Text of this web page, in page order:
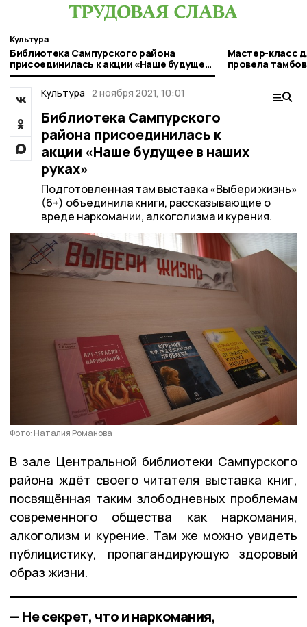
Культура
Библиотека Сампурского района
присоединилась к акции «Наше будущее
в наших руках»
Мастер-класс
провела
Культура 2 ноября 2021, 10:01
Библиотека Сампурского
района присоединилась к
акции «Наше будущее в наших
руках»
Подготовленная там выставка «Выбери жизнь»
(6+) объединила книги, рассказывающие о
вреде наркомании, алкоголизма и курения.
Фото: Наталия Романова
В зале Центральной библиотеки Сампурского
района ждёт своего читателя выставка книг,
посвящённая таким злободневных проблемам
современного общества как наркомания,
алкоголизм и курение. Там же можно увидеть
публицистику, пропагандирующую здоровый
образ жизни.
— Не секрет, что и наркомания,